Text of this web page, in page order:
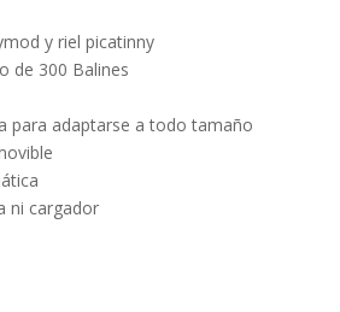
y riel picatinny
de 300 Balines
para adaptarse a todo tamaño
ni cargador